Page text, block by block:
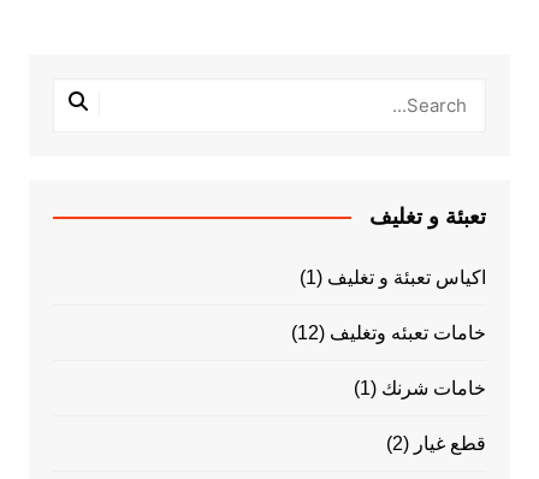
تعبئة و تغليف
اكياس تعبئة و تغليف (1)
خامات تعبئه وتغليف (12)
خامات شرنك (1)
قطع غيار (2)